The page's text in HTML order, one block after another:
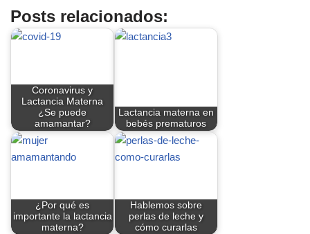
Posts relacionados:
Coronavirus y
Lactancia Materna
¿Se puede
amamantar?
Lactancia materna en
bebés prematuros
¿Por qué es
importante la lactancia
materna?
Hablemos sobre
perlas de leche y
cómo curarlas